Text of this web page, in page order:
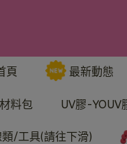
頁 最新動態
料包 UV膠-YOUV
/工具(請往下滑)